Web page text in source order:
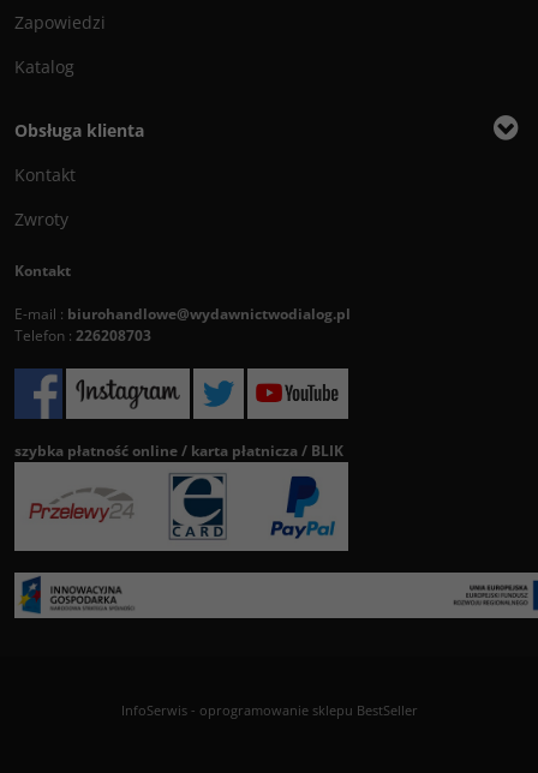
Zapowiedzi
Katalog
Obsługa klienta
Kontakt
Zwroty
Kontakt
E-mail : biurohandlowe@wydawnictwodialog.pl
Telefon : 226208703
szybka płatność online / karta płatnicza / BLIK
InfoSerwis- oprogramowanie sklepu BestSeller